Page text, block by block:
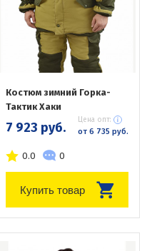
Костюм зимний Горка-
Тактик Хаки
7 923 руб. Цена опт:
от 6 735 руб.
0.0 0
Купить товар